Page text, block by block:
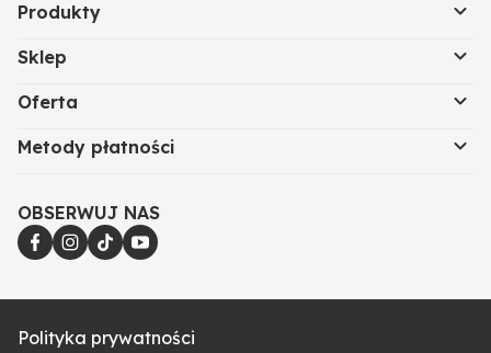
Produkty
Sklep
Oferta
Metody płatności
OBSERWUJ NAS
Polityka prywatności